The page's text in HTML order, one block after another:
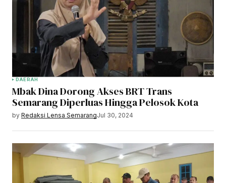
DAERAH
Mbak Dina Dorong Akses BRT Trans
Semarang Diperluas Hingga Pelosok Kota
by Redaksi Lensa SemarangJul 30, 2024